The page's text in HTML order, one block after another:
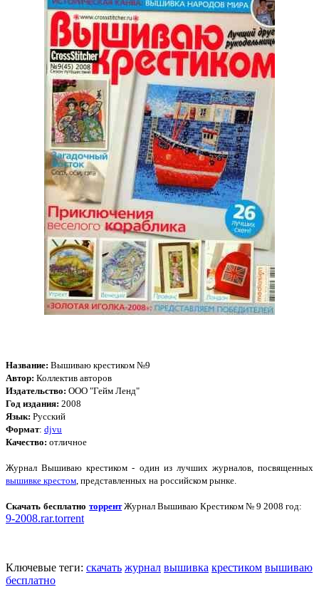
Название: Вышиваю крестиком №9
Автор: Коллектив авторов
Издательство: ООО "Гейм Ленд"
Год издания: 2008
Язык: Русский
Формат: djvu
Качество: отличное
Журнал Вышиваю крестиком - один из лучших журналов, посвященных
вышивке крестом , представленных на российском рынке.
Скачать бесплатноторрентЖурнал Вышиваю Крестиком № 9 2008 год:
9-2008.rar.torrent
Ключевые теги: скачать журнал вышивка крестиком вышиваю
бесплатно